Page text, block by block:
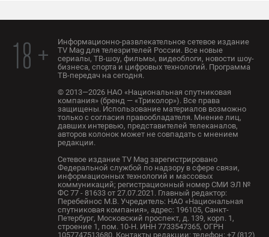
18 +
Информационно-развлекательное сетевое издание
TV Mag для телезрителей России. Все новые
сериалы, ТВ-шоу, фильмы, видеоблоги, новости шоу-
бизнеса, спорта и цифровых технологий. Программа
ТВ-передач на сегодня.
© 2013—2026 НАО «Национальная спутниковая
компания» (бренд — «Триколор»). Все права
защищены. Использование материалов возможно
только с согласия правообладателя. Мнение лиц,
давших интервью, представителей телеканалов,
авторов колонок может не совпадать с мнением
редакции.
Сетевое издание TV Mag зарегистрировано
Федеральной службой по надзору в сфере связи,
информационных технологий и массовых
коммуникаций; регистрационный номер СМИ ЭЛ №
ФС 77 - 81633 от 27.07.2021. Главный редактор:
Перебейнос М.В. Учредитель: НАО «Национальная
спутниковая компания», адрес: 196105, Санкт-
Петербург, Московский проспект, д. 139, корп. 1,
строение 1, пом. 10-Н. ИНН 7733547365, ОГРН
1057747513680. Контакты редакции: телефон: +7 (812)